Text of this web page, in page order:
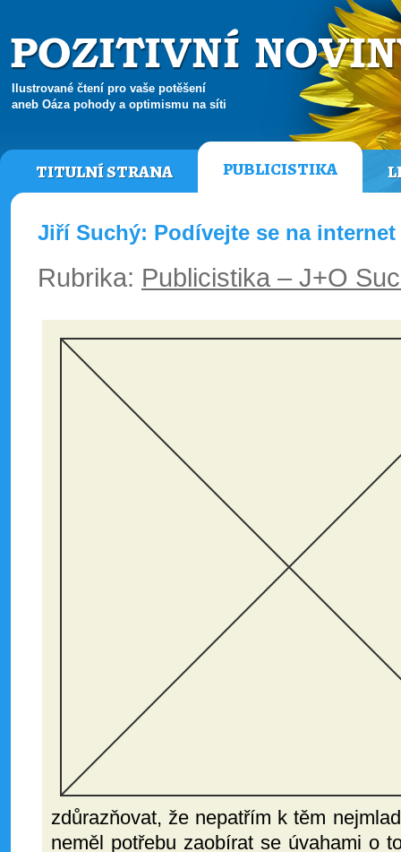
Ilustrované čtení pro vaše potěšení
aneb Oáza pohody a optimismu na síti
TITULNÍ STRANA PUBLICISTIKA
Jiří Suchý: Podívejte se na internet
Rubrika: Publicistika – J+O
zdůrazňovat, že nepatřím k těm
neměl potřebu zaobírat se úvahami o